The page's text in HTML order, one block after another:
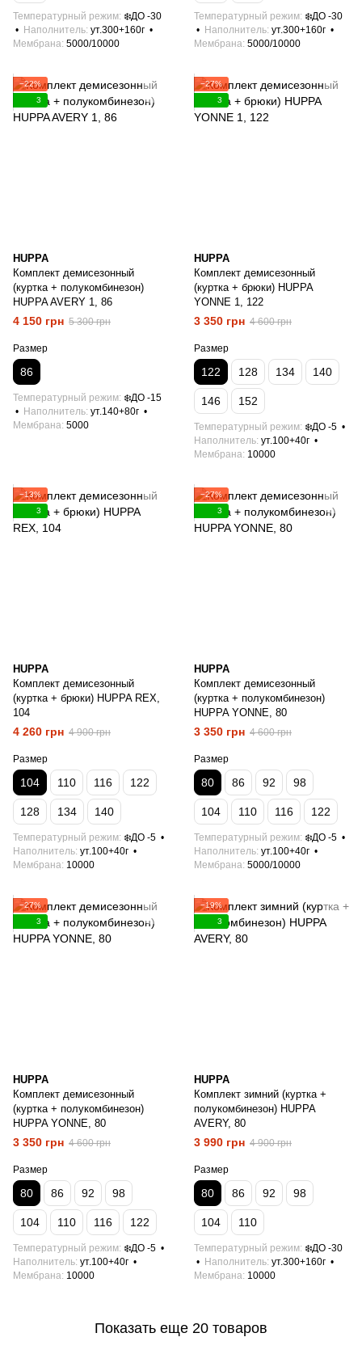
Температурный режим ❄️ДО -30
Наполнитель ут.300+160г
Мембрана 5000/10000
Температурный режим ❄️ДО -30
Наполнитель ут.300+160г
Мембрана 5000/10000
−22%
3
HUPPA
Комплект демисезонный
(куртка + полукомбинезон)
HUPPA AVERY 1, 86
4 150 грн 5 300 грн
Размер
86
Температурный режим ❄️ДО -15
Наполнитель ут.140+80г
Мембрана 5000
−27%
3
HUPPA
Комплект демисезонный
(куртка + брюки) HUPPA
YONNE 1, 122
3 350 грн 4 600 грн
Размер
122 128 134 140
146 152
Температурный режим ❄️ДО -5
Наполнитель ут.100+40г
Мембрана 10000
−13%
3
HUPPA
Комплект демисезонный
(куртка + брюки) HUPPA REX,
104
4 260 грн 4 900 грн
Размер
104 110 116 122
128 134 140
Температурный режим ❄️ДО -5
Наполнитель ут.100+40г
Мембрана 10000
−27%
3
HUPPA
Комплект демисезонный
(куртка + полукомбинезон)
HUPPA YONNE, 80
3 350 грн 4 600 грн
Размер
80 86 92 98
104 110 116 122
Температурный режим ❄️ДО -5
Наполнитель ут.100+40г
Мембрана 5000/10000
−27%
3
HUPPA
Комплект демисезонный
(куртка + полукомбинезон)
HUPPA YONNE, 80
3 350 грн 4 600 грн
Размер
80 86 92 98
104 110 116 122
Температурный режим ❄️ДО -5
Наполнитель ут.100+40г
Мембрана 10000
−19%
3
HUPPA
Комплект зимний (куртка +
полукомбинезон) HUPPA
AVERY, 80
3 990 грн 4 900 грн
Размер
80 86 92 98
104 110
Температурный режим ❄️ДО -30
Наполнитель ут.300+160г
Мембрана 10000
Показать еще 20 товаров